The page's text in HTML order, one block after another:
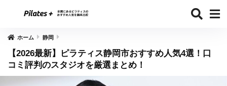
ホーム 静岡
【2026最新】ピラティス静岡市おすすめ人気4選！口
コミ評判のスタジオを厳選まとめ！